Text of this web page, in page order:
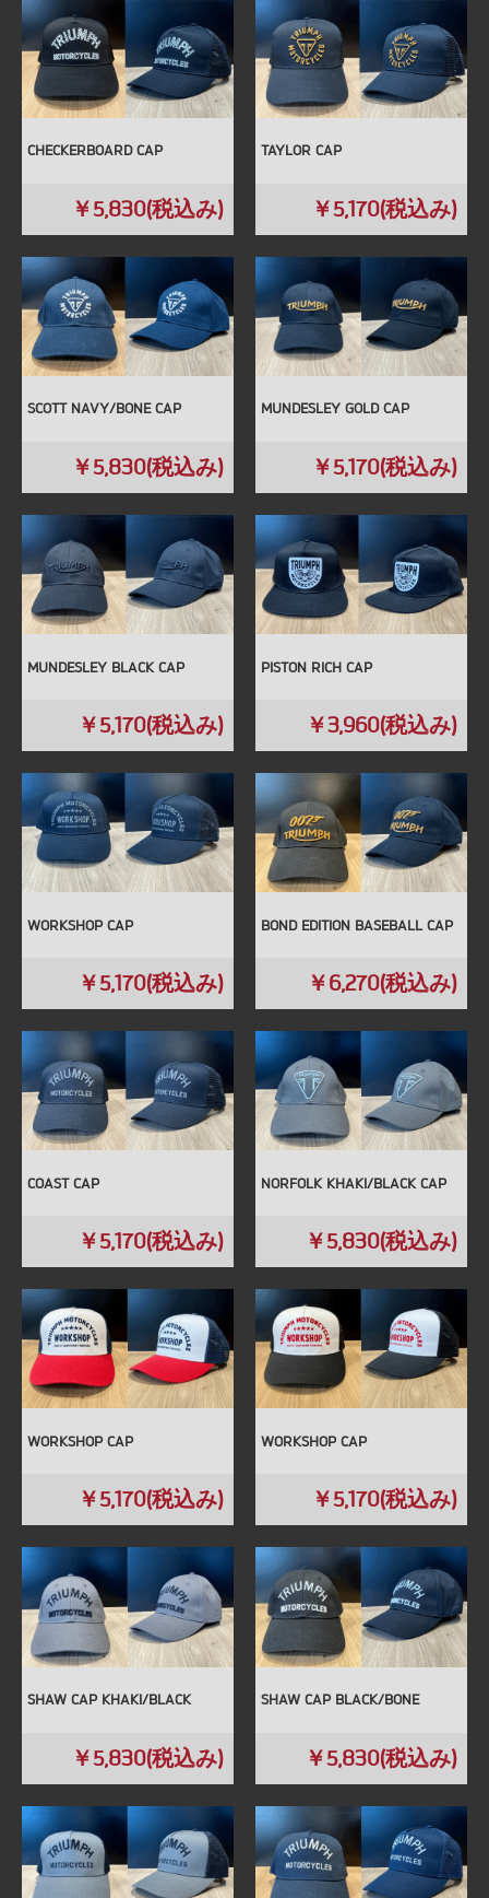
CHECKERBOARD CAP
￥5,830(税込み)
TAYLOR CAP
￥5,170(税込み)
SCOTT NAVY/BONE CAP
￥5,830(税込み)
MUNDESLEY GOLD CAP
￥5,170(税込み)
MUNDESLEY BLACK CAP
￥5,170(税込み)
PISTON RICH CAP
￥3,960(税込み)
WORKSHOP CAP
￥5,170(税込み)
BOND EDITION BASEBALL CAP
￥6,270(税込み)
COAST CAP
￥5,170(税込み)
NORFOLK KHAKI/BLACK CAP
￥5,830(税込み)
WORKSHOP CAP
￥5,170(税込み)
WORKSHOP CAP
￥5,170(税込み)
SHAW CAP KHAKI/BLACK
￥5,830(税込み)
SHAW CAP BLACK/BONE
￥5,830(税込み)